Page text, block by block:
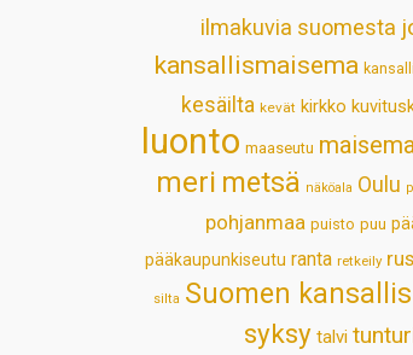
ilmakuvia suomesta
kansallismaisema
kesäilta kevät kirkko
luonto maaseutu
meri metsä näköala Oulu
pohjanmaa puisto puu
pääkaupunkiseutu ranta retkeily
silta Suomen
syksy talvi